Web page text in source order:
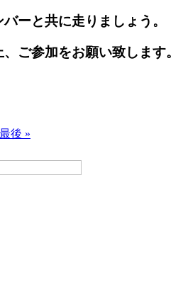
ーと共に走りましょう。
ご参加をお願い致します。
最後 »